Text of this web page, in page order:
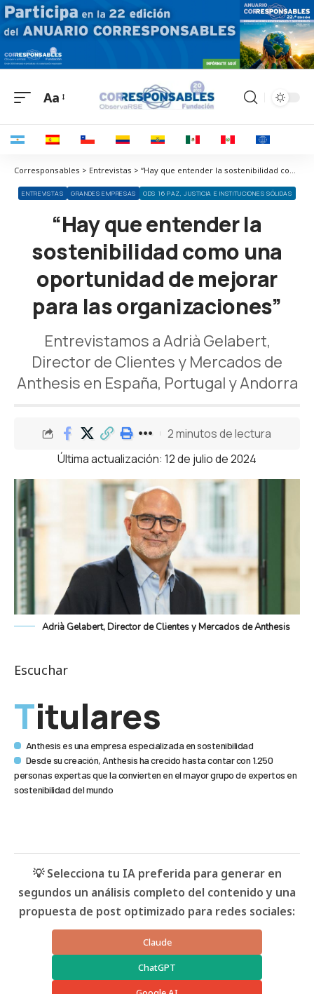
Aa
Corresponsables > Entrevistas > “Hay que entender la sostenibilidad como una oportunidad de mejorar para las organizaciones”
ENTREVISTAS GRANDES EMPRESAS ODS 16 PAZ, JUSTICIA E INSTITUCIONES SÓLIDAS
“Hay que entender la
sostenibilidad como una
oportunidad de mejorar
para las organizaciones”
Entrevistamos a Adrià Gelabert,
Director de Clientes y Mercados de
Anthesis en España, Portugal y Andorra
Última actualización: 12 de julio de 2024
2 minutos de lectura
Adrià Gelabert, Director de Clientes y Mercados de Anthesis
Escuchar
Titulares
Anthesis es una empresa especializada en sostenibilidad
Desde su creación, Anthesis ha crecido hasta contar con 1.250
personas expertas que la convierten en el mayor grupo de expertos en
sostenibilidad del mundo
💡 Selecciona tu IA preferida para generar en
segundos un análisis completo del contenido y una
propuesta de post optimizado para redes sociales:
Claude
ChatGPT